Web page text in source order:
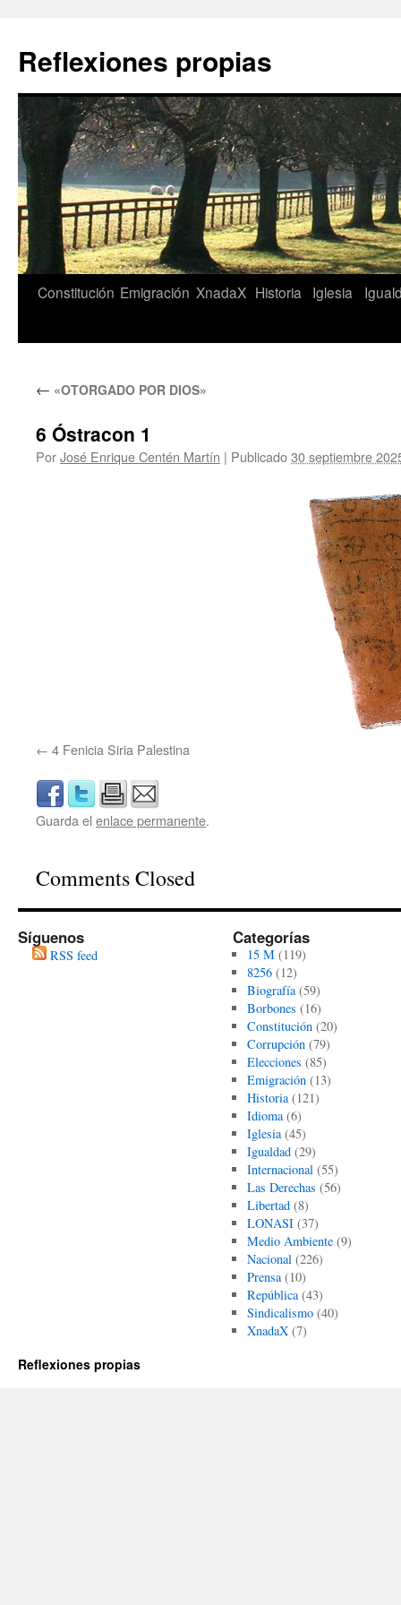
contenido
Reflexiones propias
Constitución Emigración XnadaX Historia Iglesia
← «OTORGADO POR DIOS»
6 Óstracon 1
PorJosé Enrique Centén Martín | Publicado30 septiembre
4 Fenicia Siria Palestina
Guarda el enlace permanente.
Comments Closed
Síguenos
RSS feed
Categorías
15 M(119)
8256(12)
Biografía(59)
Borbones (16)
Constitución(20)
Corrupción(79)
Elecciones (85)
Emigración(13)
Historia(121)
Idioma(6)
Iglesia(45)
Igualdad(29)
Internacional(55)
Las Derechas (56)
Libertad(8)
LONASI(37)
Medio Ambiente(9)
Nacional(226)
Prensa(10)
República(43)
Sindicalismo(40)
XnadaX(7)
Reflexiones propias